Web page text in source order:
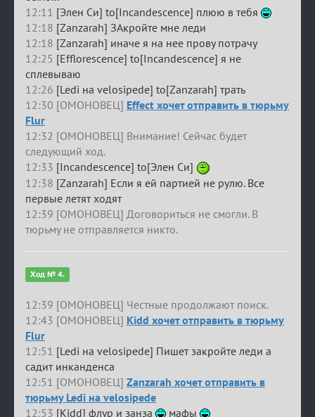
12:11 [Элен Си] to[Incandescence] плюю в тебя
12:18 [Zanzarah] ЗАкройте мне леди
12:18 [Zanzarah] иначе я на нее прову потрачу
12:25 [Efflorescence] to[Incandescence] я не
сплевываю
12:26 [Ledi на velosipede] to[Zanzarah] трать
12:30 [ОМОНОВЕЦ] Effect хочет отправить в тюрьму
Flur
12:32 [ОМОНОВЕЦ] Внимание! Сейчас будет
следующий ход.
12:33 [Incandescence] to[Элен Си]
12:38 [Zanzarah] Если я ей партией не рулю. Все
первые летят ходят
12:39 [ОМОНОВЕЦ] Договориться не смогли. В
тюрьму не отправляется никто.
Ход № 4.
12:39 [ОМОНОВЕЦ] Честные продолжают поиск.
12:43 [ОМОНОВЕЦ] Kidd хочет отправить в тюрьму
Flur
12:51 [Ledi на velosipede] Пишет закройте леди а
садит инканденса
12:51 [ОМОНОВЕЦ] Zanzarah хочет отправить в
тюрьму Ledi на velosipede
12:53 [Kidd] флур и занза мафы